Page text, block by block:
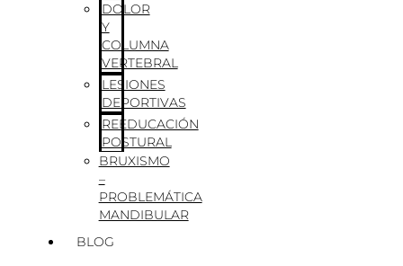
DOLOR
Y
COLUMNA
VERTEBRAL
LESIONES
DEPORTIVAS
REEDUCACIÓN
POSTURAL
BRUXISMO
–
PROBLEMÁTICA
MANDIBULAR
BLOG